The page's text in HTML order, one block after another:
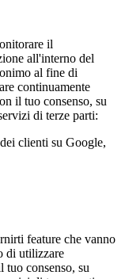
il
all'interno del
al fine di
continuamente
il tuo consenso, su
di terze parti:
clienti su Google,
feature che vanno
di utilizzare
tuo consenso, su